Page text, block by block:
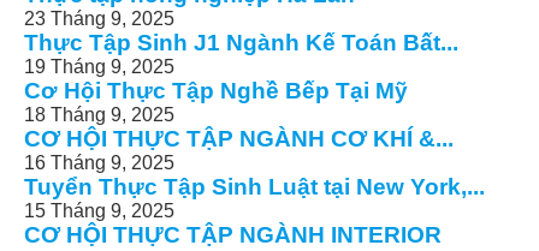
23 Tháng 9, 2025
Thực Tập Sinh J1 Ngành Kế Toán Bất...
19 Tháng 9, 2025
Cơ Hội Thực Tập Nghề Bếp Tại Mỹ
18 Tháng 9, 2025
CƠ HỘI THỰC TẬP NGÀNH CƠ KHÍ &...
16 Tháng 9, 2025
Tuyển Thực Tập Sinh Luật tại New York,...
15 Tháng 9, 2025
CƠ HỘI THỰC TẬP NGÀNH INTERIOR